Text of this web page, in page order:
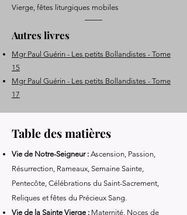
Vierge, fêtes liturgiques mobiles
Autres livres
Mgr Paul Guérin - Les petits Bollandistes - Tome
15
Mgr Paul Guérin - Les petits Bollandistes - Tome
17
Table des matières
Vie de Notre-Seigneur : Ascension, Passion,
Résurrection, Rameaux, Semaine Sainte,
Pentecôte, Célébrations du Saint-Sacrement,
Reliques et fêtes du Précieux Sang.
Vie de la Sainte Vierge : Maternité, Noces de